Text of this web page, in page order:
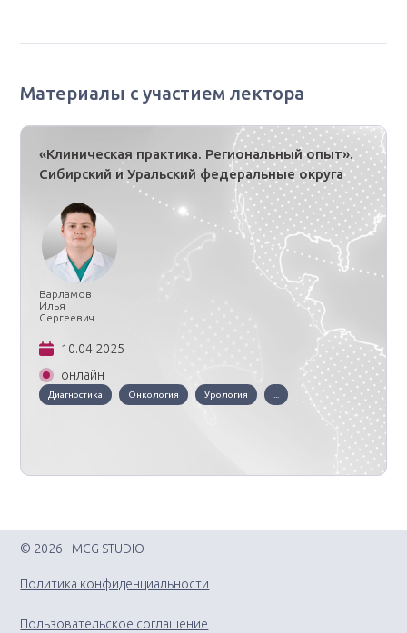
Материалы с участием лектора
«Клиническая практика. Региональный опыт».
Сибирский и Уральский федеральные округа
Варламов
Илья
Сергеевич
10.04.2025
онлайн
Диагностика Онкология Урология
© 2026 - MCG STUDIO
Политика конфиденциальности
Пользовательское соглашение